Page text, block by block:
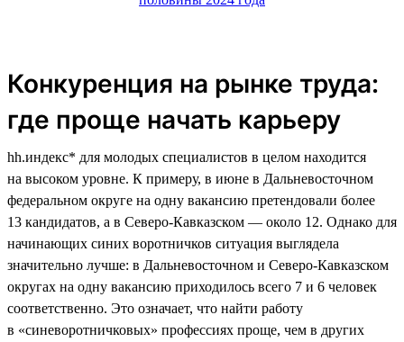
Конкуренция на рынке труда:
где проще начать карьеру
hh.индекс* для молодых специалистов в целом находится
на высоком уровне. К примеру, в июне в Дальневосточном
федеральном округе на одну вакансию претендовали более
13 кандидатов, а в Северо-Кавказском — около 12. Однако для
начинающих синих воротничков ситуация выглядела
значительно лучше: в Дальневосточном и Северо-Кавказском
округах на одну вакансию приходилось всего 7 и 6 человек
соответственно. Это означает, что найти работу
в «синеворотничковых» профессиях проще, чем в других